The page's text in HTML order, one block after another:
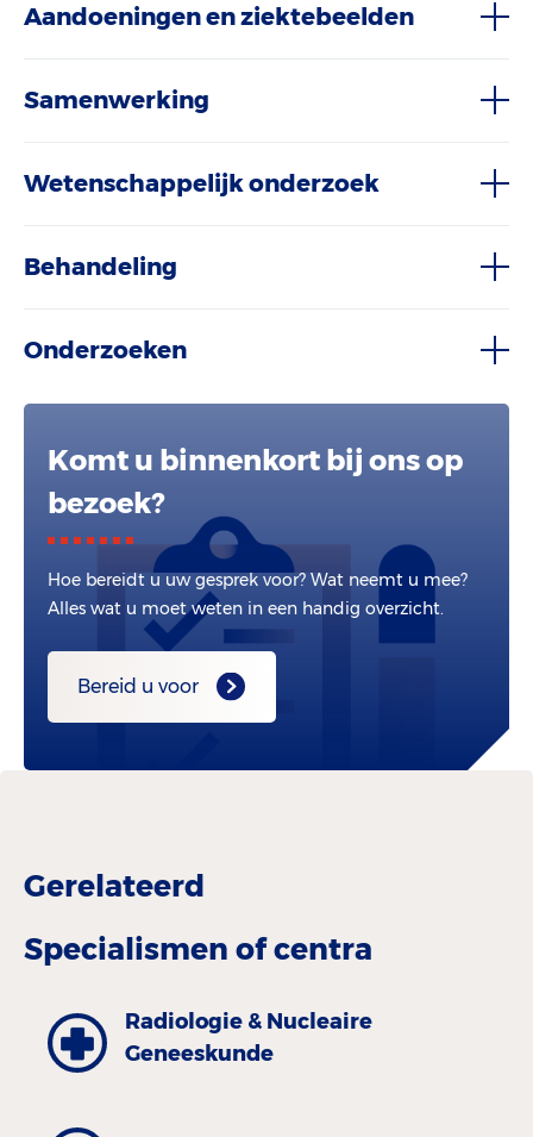
Aandoeningen en ziektebeelden
Samenwerking
Wetenschappelijk onderzoek
Behandeling
Onderzoeken
Komt u binnenkort bij ons op
bezoek?
Hoe bereidt u uw gesprek voor? Wat neemt u mee?
Alles wat u moet weten in een handig overzicht.
Bereid u voor
Gerelateerd
Specialismen of centra
Radiologie & Nucleaire
Geneeskunde